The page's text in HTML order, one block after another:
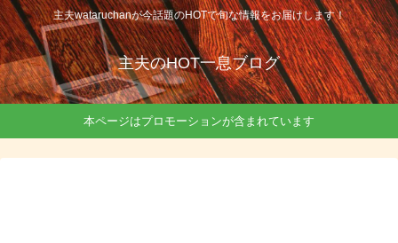
主夫wataruchanが今話題のHOTで旬な情報をお届けします！
主夫のHOT一息ブログ
本ページはプロモーションが含まれています